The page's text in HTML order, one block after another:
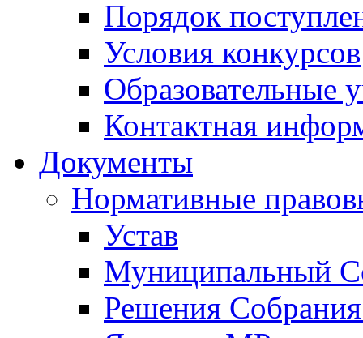
Порядок
Условия конкурсов
Образовательные
Контактная
Документы
Нормативные
Устав
Муниципальный
Решения